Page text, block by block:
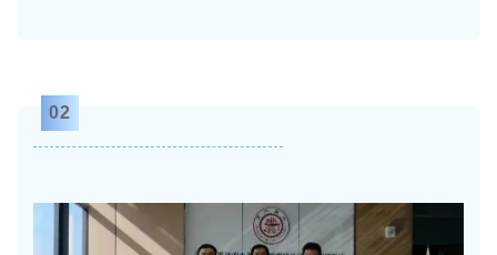
02